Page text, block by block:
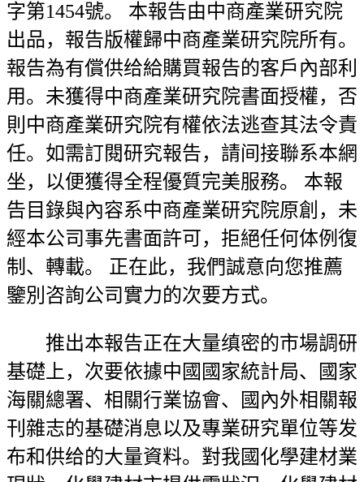
字第1454號。 本報告由中商產業研究院
出品，報告版權歸中商產業研究院所有。
報告為有償供给給購買報告的客戶內部利
用。未獲得中商產業研究院書面授權，否
則中商產業研究院有權依法逃查其法令責
任。如需訂閱研究報告，請间接聯系本網
坐，以便獲得全程優質完美服務。 本報
告目錄與內容系中商產業研究院原創，未
經本公司事先書面許可，拒絕任何体例復
制、轉載。 正在此，我們誠意向您推薦
鑒別咨詢公司實力的次要方式。
推出本報告正在大量缜密的市場調研
基礎上，次要依據中國國家統計局、國家
海關總署、相關行業協會、國內外相關報
刊雜志的基礎消息以及專業研究單位等发
布和供给的大量資料。對我國化學建材業